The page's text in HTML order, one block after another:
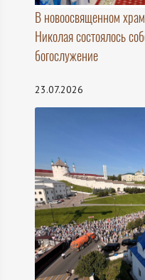
В новоосвященном
Николая состоялось
богослужение
23.07.2026